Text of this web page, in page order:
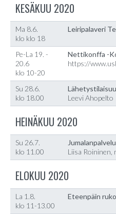
KESÄKUU 2020
Ma 8.6.
klo klo 18
Leiripalaveri
Pe-La 19. -
20.6
klo 10-20
Nettikonffa -
https://
Su 28.6.
klo 18.00
Leevi Ahopelto
HEINÄKUU 2020
Su 26.7.
klo 11.00
Liisa Roininen,
ELOKUU 2020
La 1.8.
klo 11-13.00
Eteenpäin